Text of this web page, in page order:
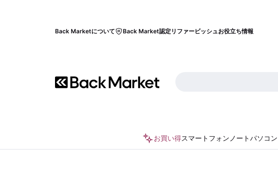
Back Marketについて Back Market認定リファービッシュお役立ち情報
お買い得スマートフォン ノートパソコン